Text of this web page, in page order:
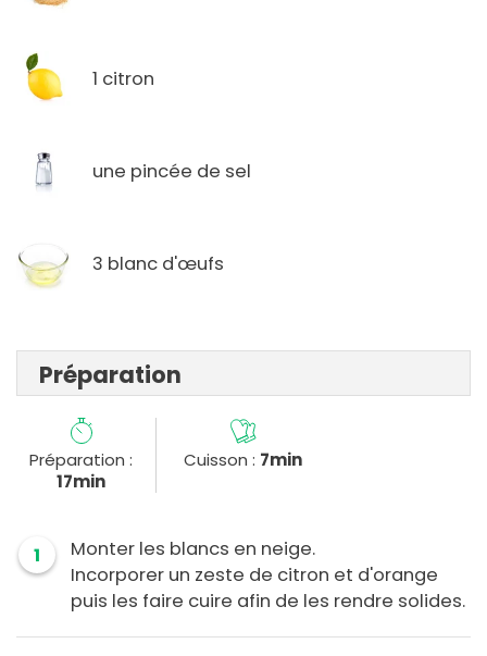
1 citron
une pincée de sel
3 blanc d'œufs
Préparation
Préparation :
17min
Cuisson : 7min
1
Monter les blancs en neige.
Incorporer un zeste de citron et d'orange
puis les faire cuire afin de les rendre solides.